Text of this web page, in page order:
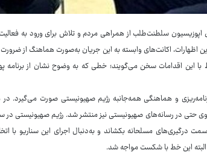
اپوزیسیون سلطنت‌طلب از همراهی مردم و تلاش برای ورود به
اظهارات، اکانت‌های وابسته به این جریان به‌صورت هماهنگ از
این اقدامات سخن می‌گویند؛ خطی که به وضوح نشان از برنامه
و هماهنگی همه‌جانبه رژیم صهیونیستی صورت می‌گیرد. در
درگیری‌های مسلحانه بکشاند و به‌دنبال اجرای این سناریو با